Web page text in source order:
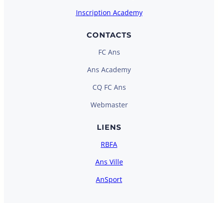
Inscription Academy
CONTACTS
FC Ans
Ans Academy
CQ FC Ans
Webmaster
LIENS
RBFA
Ans Ville
AnSport